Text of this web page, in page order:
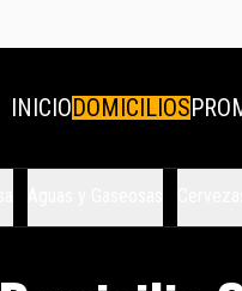
INICIODOMICILIOS